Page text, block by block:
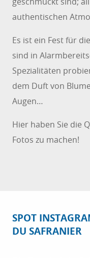
authentischen
Es ist ein Fest für
sind in
Spezialitäten
dem Duft von
Augen…
Hier haben Sie die
Fotos zu machen!
SPOT
DU SAFRANIER